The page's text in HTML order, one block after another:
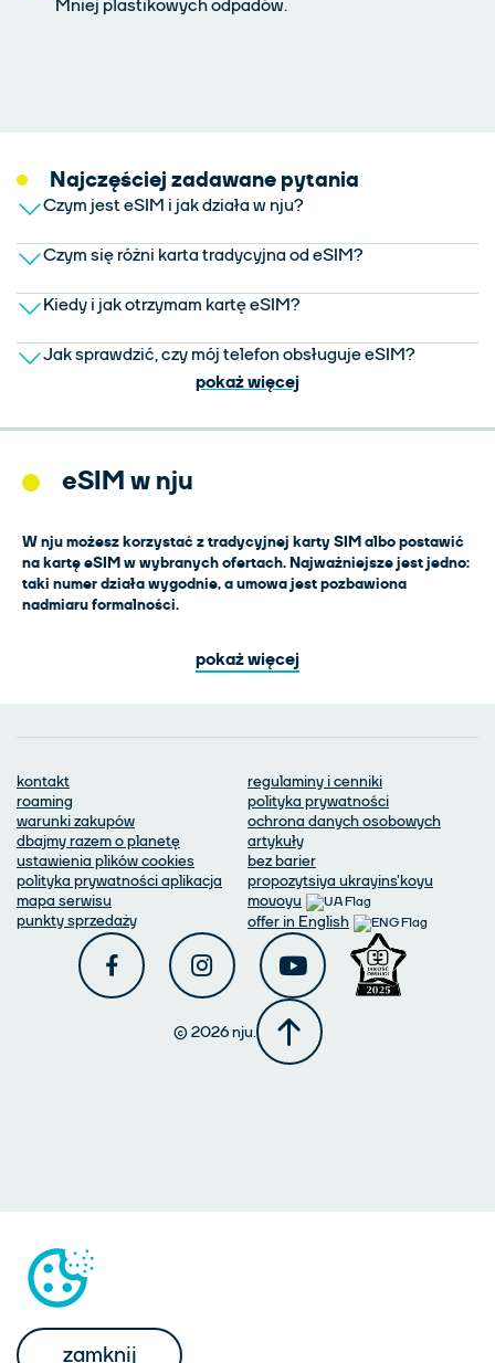
Najczęściej zadawane pytania
Czym jest eSIM i jak działa w nju?
Czym się różni karta tradycyjna od eSIM?
Kiedy i jak otrzymam kartę eSIM?
Jak sprawdzić, czy mój telefon obsługuje eSIM?
pokaż więcej
eSIM w nju
W nju możesz korzystać z tradycyjnej karty SIM albo postawić
na kartę eSIM w wybranych ofertach. Najważniejsze jest jedno:
taki numer działa wygodnie, a umowa jest pozbawiona
nadmiaru formalności.
pokaż więcej
kontakt
roaming
warunki zakupów
dbajmy razem o planetę
ustawienia plików cookies
polityka prywatności aplikacja
mapa serwisu
punkty sprzedaży
regulaminy i cenniki
polityka prywatności
ochrona danych osobowych
artykuły
bez barier
propozytsiya ukrayins'koyu
movoyu
offer in English
© 2026 nju.